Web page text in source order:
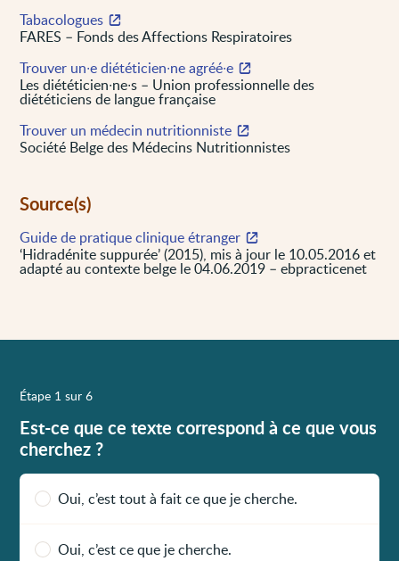
Tabacologues
FARES – Fonds des Affections Respiratoires
Trouver un∙e diététicien∙ne agréé∙e
Les diététicien∙ne∙s – Union professionnelle des
diététiciens de langue française
Trouver un médecin nutritionniste
Société Belge des Médecins Nutritionnistes
Source(s)
Guide de pratique clinique étranger
‘Hidradénite suppurée’ (2015), mis à jour le 10.05.2016 et
adapté au contexte belge le 04.06.2019 – ebpracticenet
Étape 1 sur 6
Est-ce que ce texte correspond à ce que vous
cherchez ?
Oui, c’est tout à fait ce que je cherche.
Oui, c’est ce que je cherche.